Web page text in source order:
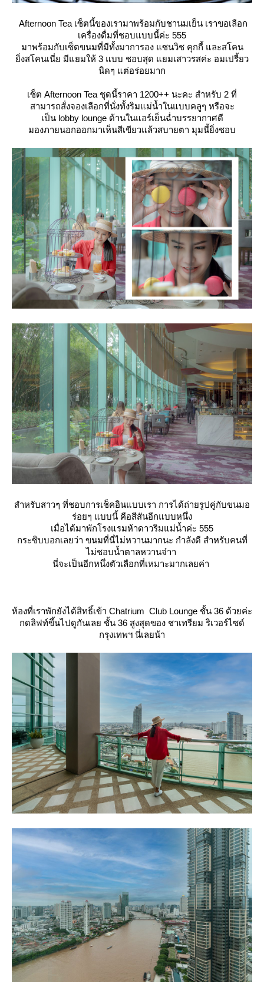
Afternoon Tea เซ็ตนี้ของเรามาพร้อมกับชานมเย็น เราขอเลือก
เครื่องดื่มที่ชอบแบบนี้ค่ะ 555
มาพร้อมกับเซ็ตขนมที่มีทั้งมาการอง แซนวิช คุกกี้ และสโคน
ิ่งสโคนเนี่ย มีแยมให้ 3 แบบ ชอบสุด แยมเสาวรสค่ะ อมเปรี้ยว
นิดๆ แต่อร่อยมาก
เซ็ต Afternoon Tea ชุดนี้ราคา 1200++ นะคะ สำหรับ 2 ที่
สามารถสั่งจองเลือกที่นั่งทั้งริมแม่น้ำในแบบคลูๆ หรือจะ
เป็น lobby lounge ด้านในแอร์เย็นฉ่ำบรรยากาศดี
มองภายนอกออกมาเห็นสีเขียวแล้วสบายตา มุมนี้ยิ่งชอบ
สำหรับสาวๆ ที่ชอบการเช็คอินแบบเรา การได้ถ่ายรูปคู่กับขนมอ
ร่อยๆ แบบนี้ คือสีสันอีกแบบหนึ่ง
เมื่อได้มาพักโรงแรมห้าดาวริมแม่น้ำค่ะ 555
กระซิบบอกเลยว่า ขนมที่นี่ไม่หวานมากนะ กำลังดี สำหรับคนที่
ไม่ชอบน้ำตาลหวานจ๋าา
นี่จะเป็นอีกหนึ่งตัวเลือกที่เหมาะมากเลยค่า
ห้องที่เราพักยังได้สิทธิ์เข้า Chatrium Club Lounge ชั้น 36 ด้วยค่ะ
กดลิฟท์ขึ้นไปดูกันเลย ชั้น 36 สูงสุดของ ชาเทรียม ริเวอร์ไซด์
กรุงเทพฯ นี่เลยน้า